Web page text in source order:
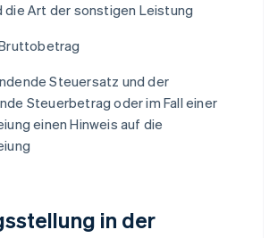
die Art der sonstigen Leistung
Steuersatz und der
Steuerbetrag oder im Fall einer
einen Hinweis auf die
in der